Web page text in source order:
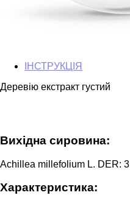
ІНСТРУКЦІЯ
Деревію екстракт густий
Вихідна сировина:
Achillea millefolium L. DER:
Характеристика: